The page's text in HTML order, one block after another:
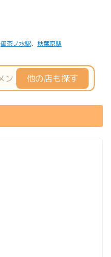
御茶ノ水駅、 秋葉原駅
他の店も探す